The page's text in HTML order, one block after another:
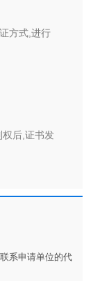
方式,进行
后,证书发
系申请单位的代